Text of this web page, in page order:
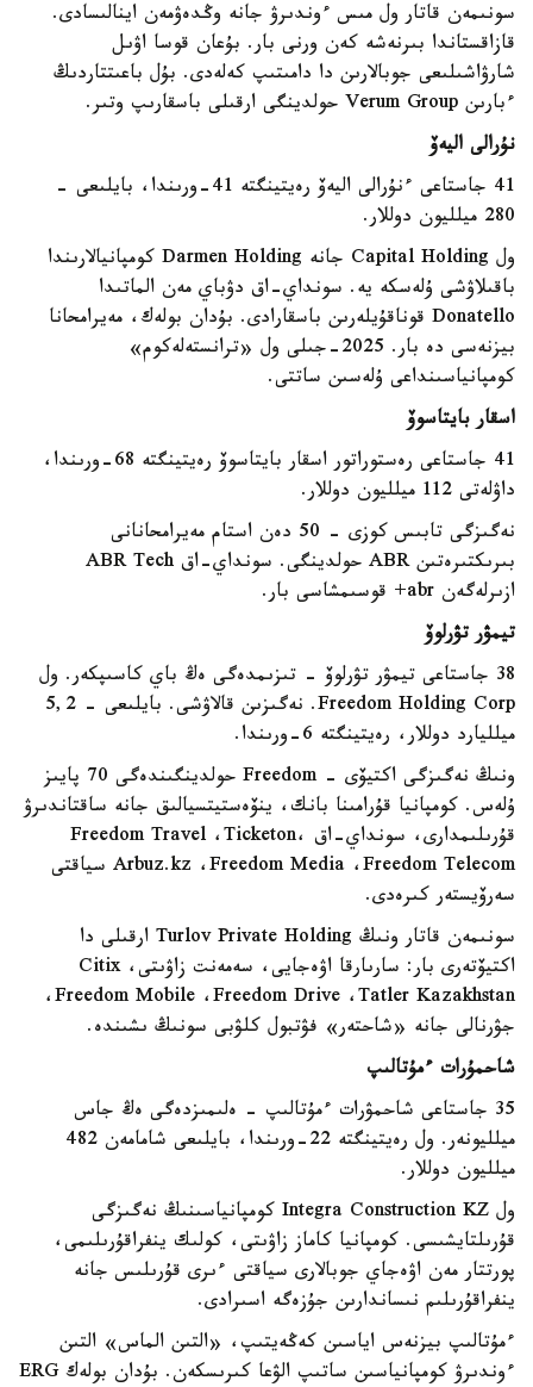
سونىمەن قاتار ول مىس ءوندىرۋ جانە وڭدەۋمەن اينالىسادى.
قازاقستاندا بىرنەشە كەن ورنى بار. بۇعان قوسا اۋىل
شارۋاشىلىعى جوبالارىن دا دامىتىپ كەلەدى. بۇل باعىتتاردىڭ
ءبارىن Verum Group حولدينگى ارقىلى باسقارىپ وتىر.
نۇرالى اليەۆ
41 جاستاعى ءنۇرالى اليەۆ رەيتينگتە 41-ورىندا، بايلىعى -
280 ميلليون دوللار.
ول Capital Holding جانە Darmen Holding كومپانيالارىندا
باقىلاۋشى ۇلەسكە يە. سونداي-اق دۋباي مەن الماتىدا
Donatello قوناقۇيلەرىن باسقارادى. بۇدان بولەك، مەيرامحانا
بيزنەسى دە بار. 2025-جىلى ول «ترانستەلەكوم»
كومپانياسىنداعى ۇلەسىن ساتتى.
اسقار بايتاسوۆ
41 جاستاعى رەستوراتور اسقار بايتاسوۆ رەيتينگتە 68-ورىندا،
داۋلەتى 112 ميلليون دوللار.
نەگىزگى تابىس كوزى - 50 دەن استام مەيرامحانانى
بىرىكتىرەتىن ABR حولدينگى. سونداي-اق ABR Tech
ازىرلەگەن abr+ قوسىمشاسى بار.
تيمۋر تۋرلوۆ
38 جاستاعى تيمۋر تۋرلوۆ - تىزىمدەگى ەڭ باي كاسىپكەر. ول
Freedom Holding Corp. نەگىزىن قالاۋشى. بايلىعى - 5,2
ميلليارد دوللار، رەيتينگتە 6-ورىندا.
ونىڭ نەگىزگى اكتيۆى - Freedom حولدينگىندەگى 70 پايىز
ۇلەس. كومپانيا قۇرامىنا بانك، ينۆەستيتسيالىق جانە ساقتاندىرۋ
قۇرىلىمدارى، سونداي-اق Freedom Travel ،Ticketon،
Arbuz.kz ،Freedom Media ،Freedom Telecom سياقتى
سەرۆيستەر كىرەدى.
سونىمەن قاتار ونىڭ Turlov Private Holding ارقىلى دا
اكتيۆتەرى بار: سارىارقا اۋەجايى، سەمەنت زاۋىتى، Citix
،Freedom Mobile ،Freedom Drive ،Tatler Kazakhstan
جۋرنالى جانە «شاحتەر» فۋتبول كلۋبى سونىڭ ىشىندە.
شاحمۇرات ءمۇتالىپ
35 جاستاعى شاحمۋرات ءمۇتالىپ - ەلىمىزدەگى ەڭ جاس
ميلليونەر. ول رەيتينگتە 22-ورىندا، بايلىعى شامامەن 482
ميلليون دوللار.
ول Integra Construction KZ كومپانياسىنىڭ نەگىزگى
قۇرىلتايشىسى. كومپانيا كاماز زاۋىتى، كولىك ينفراقۇرىلىمى،
پورتتار مەن اۋەجاي جوبالارى سياقتى ءىرى قۇرىلىس جانە
ينفراقۇرىلىم نىساندارىن جۇزەگە اسىرادى.
ءمۇتالىپ بيزنەس اياسىن كەڭەيتىپ، «التىن الماس» التىن
ءوندىرۋ كومپانياسىن ساتىپ الۋعا كىرىسكەن. بۇدان بولەك ERG